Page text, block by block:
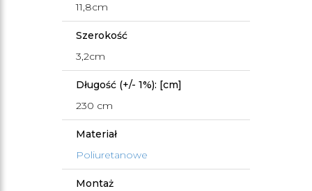
11,8cm
Szerokość
3,2cm
Długość (+/- 1%): [cm]
230 cm
Materiał
Poliuretanowe
Montaż